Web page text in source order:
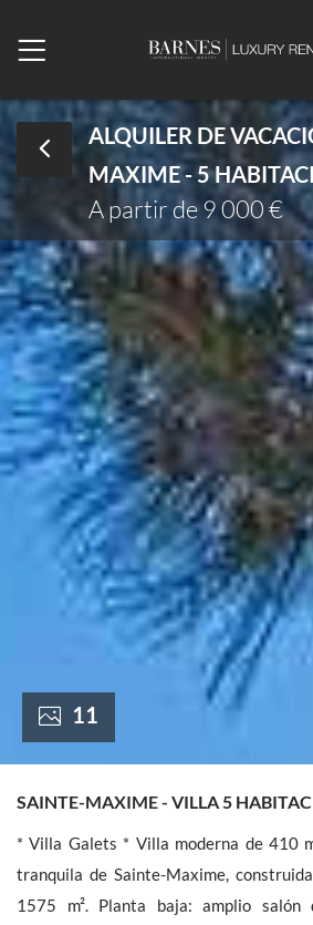
ALQUILER DE
MAXIME - 5
A partir de 9 000 €
11
SAINTE-MAXIME - VILLA 5
* Villa Galets * Villa moderna de 410
tranquila de Sainte-Maxime,
1575 m². Planta baja: amplio
Señora
Sta
Fecha de llegada
Echa un vistazo
Número de habitaciones
Número de personas
France +(33)